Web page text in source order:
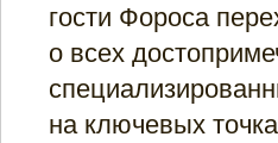
гости Фороса
о всех
на ключевых